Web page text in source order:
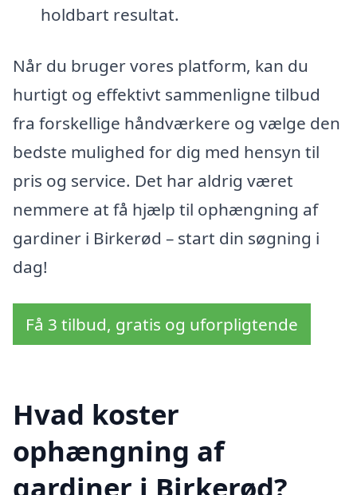
holdbart resultat.
Når du bruger vores platform, kan du
hurtigt og effektivt sammenligne tilbud
fra forskellige håndværkere og vælge den
bedste mulighed for dig med hensyn til
pris og service. Det har aldrig været
nemmere at få hjælp til ophængning af
gardiner i Birkerød – start din søgning i
dag!
Få 3 tilbud, gratis og uforpligtende
Hvad koster
ophængning af